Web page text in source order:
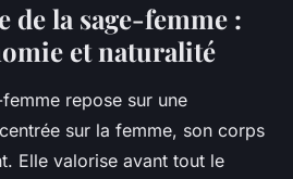
de la sage-femme :
et naturalité
repose sur une
sur la femme, son corps
Elle valorise avant tout le